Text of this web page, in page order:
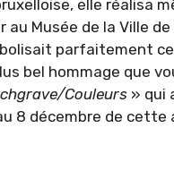
elle réalisa
au Musée de la Ville
parfaitement
bel hommage que
Couleurs » qui
8 décembre de cette